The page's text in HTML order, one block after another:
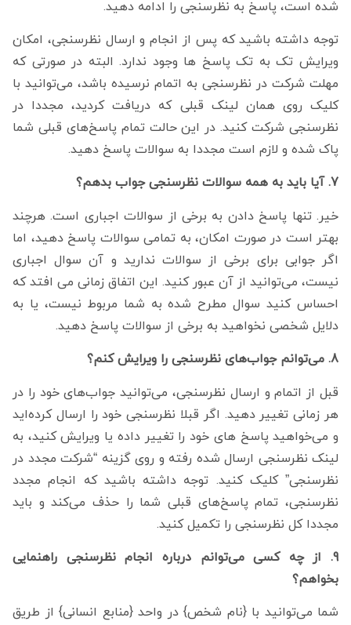
شده است، پاسخ به نظرسنجی را ادامه دهید.
توجه داشته باشید که پس از انجام و ارسال نظرسنجی، امکان
ویرایش تک به تک پاسخ ها وجود ندارد. البته در صورتی که
مهلت شرکت در نظرسنجی به اتمام نرسیده باشد، می‌توانید با
کلیک روی همان لینک قبلی که دریافت کردید، مجددا در
نظرسنجی شرکت کنید. در این حالت تمام پاسخ‌های قبلی شما
پاک شده و لازم است مجددا به سوالات پاسخ دهید.
7. آیا باید به همه سوالات نظرسنجی جواب بدهم؟
خیر. تنها پاسخ دادن به برخی از سوالات اجباری است. هرچند
بهتر است در صورت امکان، به تمامی سوالات پاسخ دهید، اما
اگر جوابی برای برخی از سوالات ندارید و آن سوال اجباری
نیست، می‌توانید از آن عبور کنید. این اتفاق زمانی می افتد که
احساس کنید سوال مطرح شده به شما مربوط نیست، یا به
دلایل شخصی نخواهید به برخی از سوالات پاسخ دهید.
8. می‌توانم جواب‌های نظرسنجی را ویرایش کنم؟
قبل از اتمام و ارسال نظرسنجی، می‌توانید جواب‌های خود را در
هر زمانی تغییر دهید. اگر قبلا نظرسنجی خود را ارسال کرده‌اید
و می‌خواهید پاسخ های خود را تغییر داده یا ویرایش کنید، به
لینک نظرسنجی ارسال شده رفته و روی گزینه “شرکت مجدد در
نظرسنجی” کلیک کنید. توجه داشته باشید که انجام مجدد
نظرسنجی، تمام پاسخ‌های قبلی شما را حذف می‌کند و باید
مجددا کل نظرسنجی را تکمیل کنید.
9. از چه کسی می‌توانم درباره انجام نظرسنجی راهنمایی
بخواهم؟
شما می‌توانید با {نام شخص} در واحد {منابع انسانی} از طریق